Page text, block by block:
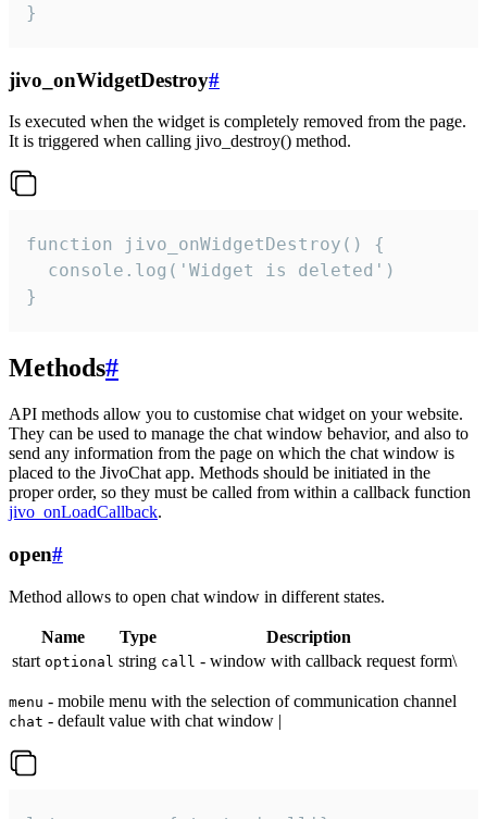
}
jivo_onWidgetDestroy#
Is executed when the widget is completely removed from the page.
It is triggered when calling jivo_destroy() method.
function jivo_onWidgetDestroy() {
  console.log('Widget is deleted')
}
Methods#
API methods allow you to customise chat widget on your website.
They can be used to manage the chat window behavior, and also to
send any information from the page on which the chat window is
placed to the JivoChat app. Methods should be initiated in the
proper order, so they must be called from within a callback function
jivo_onLoadCallback.
open#
Method allows to open chat window in different states.
Name Type
Description
start optional string call - window with callback request form\
menu - mobile menu with the selection of communication channel
chat - default value with chat window |